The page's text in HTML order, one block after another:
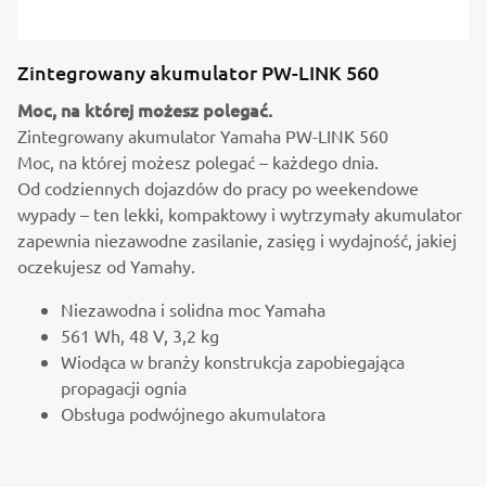
Zintegrowany akumulator PW-LINK 560
Moc, na której możesz polegać.
Zintegrowany akumulator Yamaha PW-LINK 560
Moc, na której możesz polegać – każdego dnia.
Od codziennych dojazdów do pracy po weekendowe
wypady – ten lekki, kompaktowy i wytrzymały akumulator
zapewnia niezawodne zasilanie, zasięg i wydajność, jakiej
oczekujesz od Yamahy.
Niezawodna i solidna moc Yamaha
561 Wh, 48 V, 3,2 kg
Wiodąca w branży konstrukcja zapobiegająca
propagacji ognia
Obsługa podwójnego akumulatora